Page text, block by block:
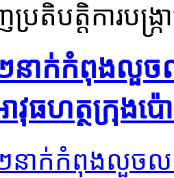
រតិ​ប​តិ្ត​ការបង្ក្
ាក់​កំពុង​លួច​
វុធហត្ថ​ក្រុង​ប៉ោ